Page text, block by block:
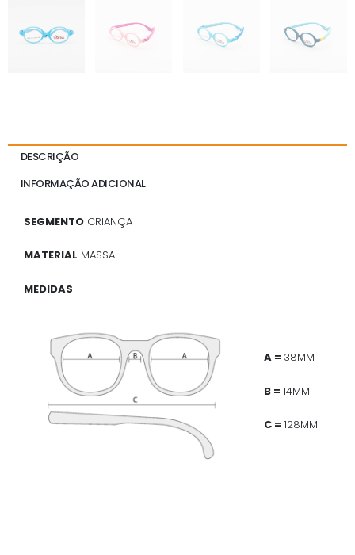
DESCRIÇÃO
INFORMAÇÃO ADICIONAL
SEGMENTO CRIANÇA
MATERIAL MASSA
MEDIDAS
A = 38MM
B = 14MM
C = 128MM